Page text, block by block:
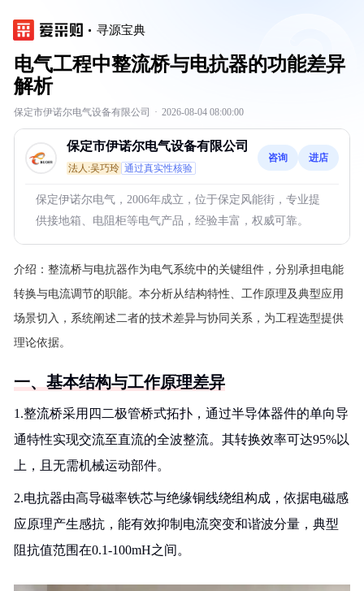
寻源宝典
电气工程中整流桥与电抗器的功能差异
解析
保定市伊诺尔电气设备有限公司 · 2026-08-04 08:00:00
保定市伊诺尔电气设备有限公司
法人:吴巧玲 通过真实性核验
咨询 进店
保定伊诺尔电气，2006年成立，位于保定风能街，专业提
供接地箱、电阻柜等电气产品，经验丰富，权威可靠。
介绍： 整流桥与电抗器作为电气系统中的关键组件，分别承担电能
转换与电流调节的职能。本分析从结构特性、工作原理及典型应用
场景切入，系统阐述二者的技术差异与协同关系，为工程选型提供
理论依据。
一、基本结构与工作原理差异
1.整流桥采用四二极管桥式拓扑，通过半导体器件的单向导
通特性实现交流至直流的全波整流。其转换效率可达95%以
上，且无需机械运动部件。
2.电抗器由高导磁率铁芯与绝缘铜线绕组构成，依据电磁感
应原理产生感抗，能有效抑制电流突变和谐波分量，典型
阻抗值范围在0.1-100mH之间。